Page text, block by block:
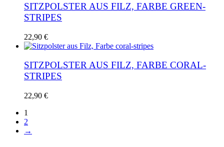
SITZPOLSTER AUS FILZ, FARBE GREEN-
STRIPES
22,90 €
SITZPOLSTER AUS FILZ, FARBE CORAL-
STRIPES
22,90 €
1
2
→